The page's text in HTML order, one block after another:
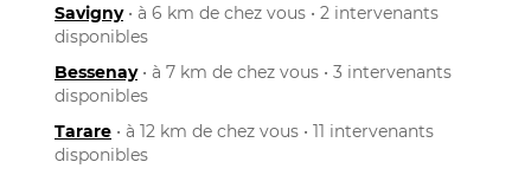
Savigny• à 6 km de chez vous • 2 intervenants
disponibles
Bessenay• à 7 km de chez vous • 3 intervenants
disponibles
Tarare • à 12 km de chez vous • 11 intervenants
disponibles